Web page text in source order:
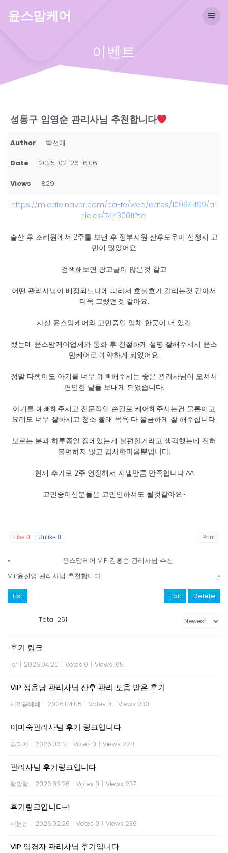
윤스맘케어
이벤트
성동구 임영순 관리사님 추천합니다
Author 박선애
Date 2025-02-26 16:06
Views 829
https://m.cafe.naver.com/ca-fe/web/cafes/10094499/ar
ticles/74430011?tc
출산 후 조리원에서 2주를 보낸 후 정부지원 산후도우미 신청시 고
민이 많았어요
검색해보면 광고글이 많은것 같고
어떤 관리사님이 배정되느냐에 따라서 호불호가 갈리는것 같아서
더욱 그랬던것 같아요.
사실 윤스맘케어와 고민중인 업체 한곳이 더 있긴
했는데 윤스맘케어업체와 통화 후 친절하게 설명 잘해주셔서 윤스
맘케어로 예약하게 되었어요.
정말 다행이도 아기를 너무 예뻐해주시는 좋은 관리사님이 오셔서
편안한 날들 보내게 되었습니다.
아기를 예뻐해주시고 전문적인 손길로 케어해주시는건 물론이고
요리도 너무 잘하시고 청소 빨래 목욕 다 깔끔하게 잘 해주십니다.
모르는 분과 하루종일 집에있는게 불편할거라고 생각했는데 전혀
불편하지 않고 감사한마음뿐입니다.
현재 추가로 2주 연장해서 지낼만큼 만족합니다!^^
고민중이신분들은 고민안하셔도 될것같아요~
Like 0 Unlike 0 Print
«
윤스맘케어 VIP 김홍순 관리사님 추천
VIP윤진영 관리사님 추천합니다.
»
List Edit Delete
Total 251
후기 링크
jsr | 2026.04.20 | Votes 0 | Views 165
VIP 정윤남 관리사님 산후 관리 도움 받은 후기
새끼곰베베 | 2026.04.05 | Votes 0 | Views 230
이미숙관리사님 후기 링크입니다.
김다예 | 2026.03.12 | Votes 0 | Views 228
관리사님 후기링크입니다.
랑말랑 | 2026.02.26 | Votes 0 | Views 237
후기링크입니다~!
새봄맘 | 2026.02.26 | Votes 0 | Views 236
VIP 임경자 관리사님 후기입니다